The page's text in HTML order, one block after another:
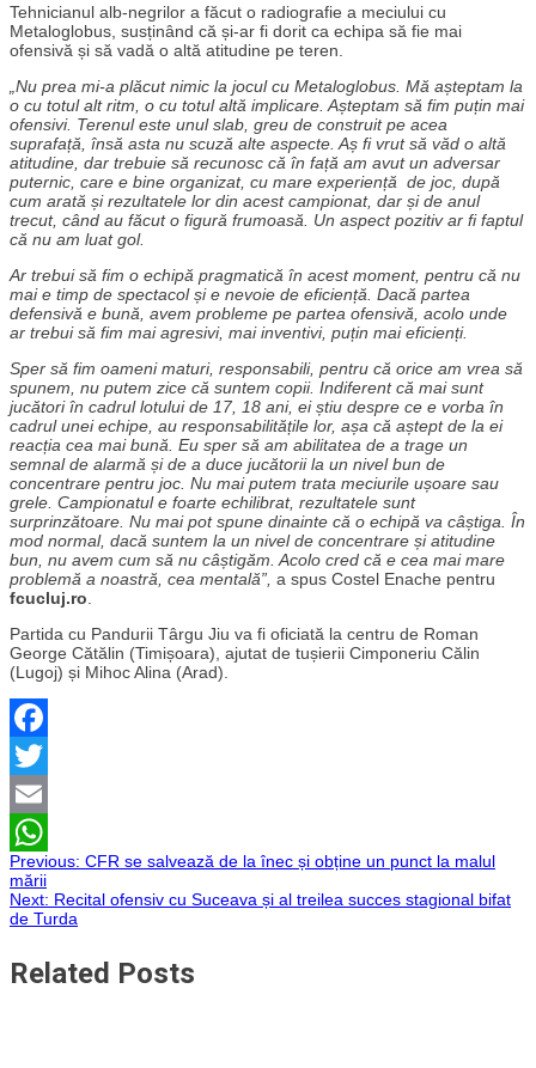
Tehnicianul alb-negrilor a făcut o radiografie a meciului cu
Metaloglobus, susținând că și-ar fi dorit ca echipa să fie mai
ofensivă și să vadă o altă atitudine pe teren.
„Nu prea mi-a plăcut nimic la jocul cu Metaloglobus. Mă așteptam la
o cu totul alt ritm, o cu totul altă implicare. Așteptam să fim puțin mai
ofensivi. Terenul este unul slab, greu de construit pe acea
suprafață, însă asta nu scuză alte aspecte. Aș fi vrut să văd o altă
atitudine, dar trebuie să recunosc că în față am avut un adversar
puternic, care e bine organizat, cu mare experiență de joc, după
cum arată și rezultatele lor din acest campionat, dar și de anul
trecut, când au făcut o figură frumoasă. Un aspect pozitiv ar fi faptul
că nu am luat gol.
Ar trebui să fim o echipă pragmatică în acest moment, pentru că nu
mai e timp de spectacol și e nevoie de eficiență. Dacă partea
defensivă e bună, avem probleme pe partea ofensivă, acolo unde
ar trebui să fim mai agresivi, mai inventivi, puțin mai eficienți.
Sper să fim oameni maturi, responsabili, pentru că orice am vrea să
spunem, nu putem zice că suntem copii. Indiferent că mai sunt
jucători în cadrul lotului de 17, 18 ani, ei știu despre ce e vorba în
cadrul unei echipe, au responsabilitățile lor, așa că aștept de la ei
reacția cea mai bună. Eu sper să am abilitatea de a trage un
semnal de alarmă și de a duce jucătorii la un nivel bun de
concentrare pentru joc. Nu mai putem trata meciurile ușoare sau
grele. Campionatul e foarte echilibrat, rezultatele sunt
surprinzătoare. Nu mai pot spune dinainte că o echipă va câștiga. În
mod normal, dacă suntem la un nivel de concentrare și atitudine
bun, nu avem cum să nu câștigăm. Acolo cred că e cea mai mare
problemă a noastră, cea mentală”, a spus Costel Enache pentru
fcucluj.ro
Partida cu Pandurii Târgu Jiu va fi oficiată la centru de Roman
George Cătălin (Timișoara), ajutat de tușierii Cimponeriu Călin
(Lugoj) și Mihoc Alina (Arad).
Facebook
Twitter
Email
WhatsApp
Navigare
în
articole
Previous: CFR se salvează de la înec și obține un punct la malul
mării
Next: Recital ofensiv cu Suceava și al treilea succes stagional bifat
de Turda
Related Posts